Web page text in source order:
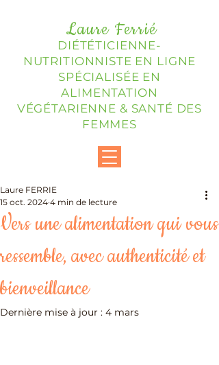
DIÉTÉTICIENNE-
NUTRITIONNISTE EN LIGNE
SPÉCIALISÉE EN
ALIMENTATION
VÉGÉTARIENNE & SANTÉ DES
FEMMES
Laure Ferrié
Vers une alimentation qui vous
ressemble, avec authenticité et
bienveillance
Laure FERRIE
15 oct. 2024 4 min de lecture
Dernière mise à jour : 4 mars